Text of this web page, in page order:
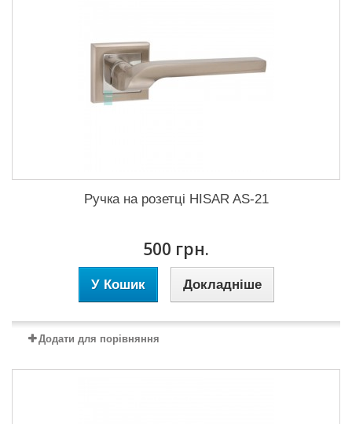
Ручка на розетці HISAR AS-21
500 грн.
У Кошик Докладніше
Додати для порівняння